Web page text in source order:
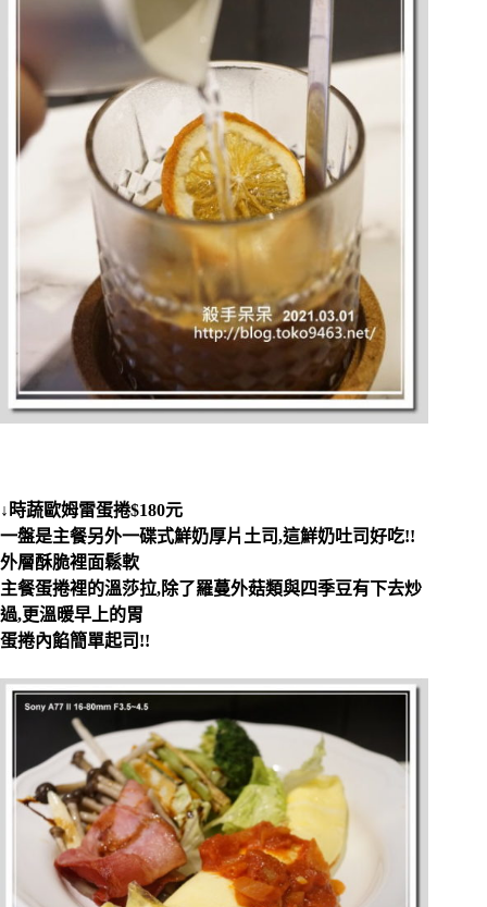
↓時蔬歐姆雷蛋捲$180元
一盤是主餐另外一碟式鮮奶厚片土司,這鮮奶吐司好吃!!
外層酥脆裡面鬆軟
主餐蛋捲裡的溫莎拉,除了羅蔓外菇類與四季豆有下去炒
過,更溫暖早上的胃
蛋捲內餡簡單起司!!